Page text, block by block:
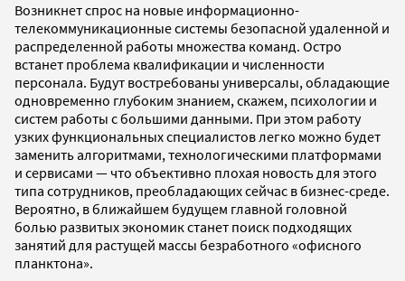
Возникнет спрос на новые информационно-
телекоммуникационные системы безопасной удаленной и
распределенной работы множества команд. Остро
встанет проблема квалификации и численности
персонала. Будут востребованы универсалы, обладающие
одновременно глубоким знанием, скажем, психологии и
систем работы с большими данными. При этом работу
узких функциональных специалистов легко можно будет
заменить алгоритмами, технологическими платформами
и сервисами — что объективно плохая новость для этого
типа сотрудников, преобладающих сейчас в бизнес-среде.
Вероятно, в ближайшем будущем главной головной
болью развитых экономик станет поиск подходящих
занятий для растущей массы безработного «офисного
планктона».